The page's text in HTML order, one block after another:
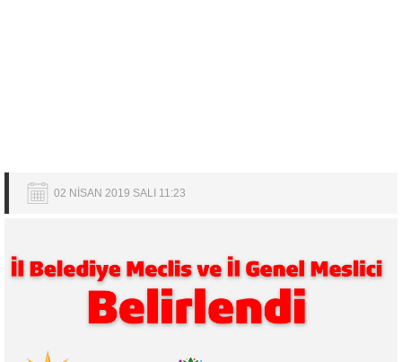
02 NİSAN 2019 SALI 11:23